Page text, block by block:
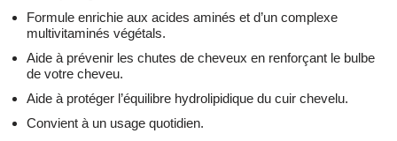
Formule enrichie aux acides aminés et d’un complexe
multivitaminés végétals.
Aide à prévenir les chutes de cheveux en renforçant le bulbe
de votre cheveu.
Aide à protéger l’équilibre hydrolipidique du cuir chevelu.
Convient à un usage quotidien.